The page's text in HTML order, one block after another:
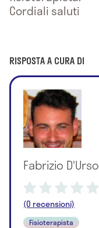
Cordiali saluti
RISPOSTA A CURA DI
Fabrizio D'Urso
(0 recensioni)
Fisioterapista